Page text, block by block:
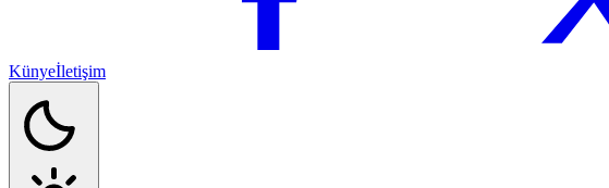
Künyeİletişim